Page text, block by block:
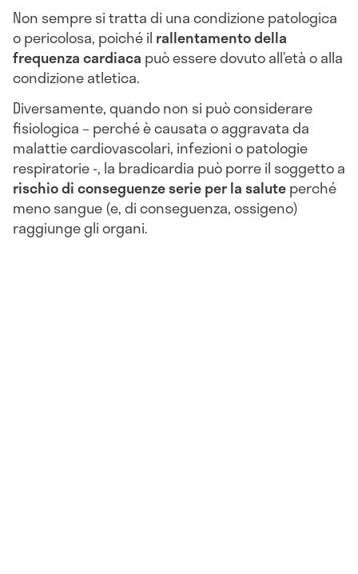
Non sempre si tratta di una condizione patologica
o pericolosa, poiché il rallentamento della
frequenza cardiaca può essere dovuto all’età o alla
condizione atletica.
Diversamente, quando non si può considerare
fisiologica – perché è causata o aggravata da
malattie cardiovascolari, infezioni o patologie
respiratorie -, la bradicardia può porre il soggetto a
rischio di conseguenze serie per la saluteperché
meno sangue (e, di conseguenza, ossigeno)
raggiunge gli organi.